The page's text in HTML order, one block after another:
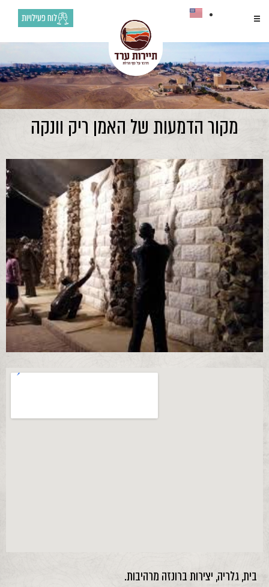
לוח פעילויות
מקור הדמעות של האמן ריק וונקה
בית, גלריה, יצירות ברונזה מרהיבות.